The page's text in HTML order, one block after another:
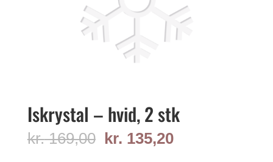
Iskrystal – hvid, 2 stk
kr.169,00 Den
oprindelige
kr. 135,20Den